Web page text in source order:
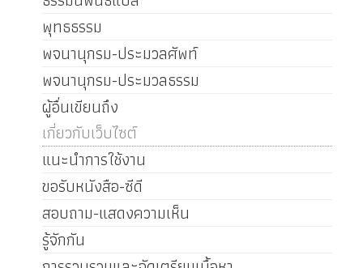
พุทธธรรม
พจนานุกรม-ประมวลศัพท์
พจนานุกรม-ประมวลธรรม
ผู้อื่นเขียนถึง
เกี่ยวกับเว็บไซต์
แนะนำการใช้งาน
ขอรับหนังสือ-ซีดี
สอบถาม-แสดงความเห็น
รู้จักกัน